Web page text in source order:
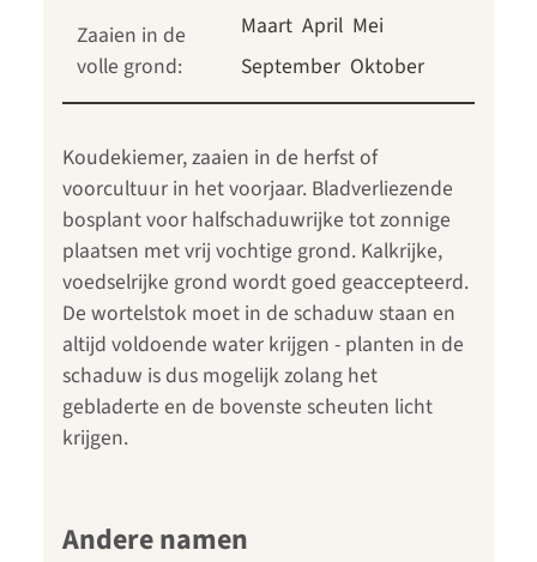
Zaaien in de
volle grond:
Maart April Mei
September Oktober
Koudekiemer, zaaien in de herfst of
voorcultuur in het voorjaar. Bladverliezende
bosplant voor halfschaduwrijke tot zonnige
plaatsen met vrij vochtige grond. Kalkrijke,
voedselrijke grond wordt goed geaccepteerd.
De wortelstok moet in de schaduw staan en
altijd voldoende water krijgen - planten in de
schaduw is dus mogelijk zolang het
gebladerte en de bovenste scheuten licht
krijgen.
Andere namen